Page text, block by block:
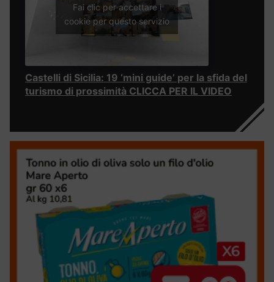
Fai clic per accettare i
cookie per questo servizio
Castelli di Sicilia: 19 ‘mini guide’ per la sfida del
turismo di prossimità CLICCA PER IL VIDEO